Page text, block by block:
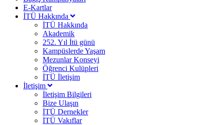
E-Kartlar
İTÜ Hakkında
İTÜ Hakkında
Akademik
252. Yıl İtü günü
Kampüslerde Yaşam
Mezunlar Konseyi
Öğrenci Kulüpleri
İTÜ İletişim
İletişim
İletişim Bilgileri
Bize Ulaşın
İTÜ Dernekler
İTÜ Vakıflar